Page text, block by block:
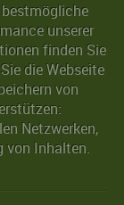
bestmögliche
unserer
finden Sie
die Webseite
von
Netzwerken,
von Inhalten.